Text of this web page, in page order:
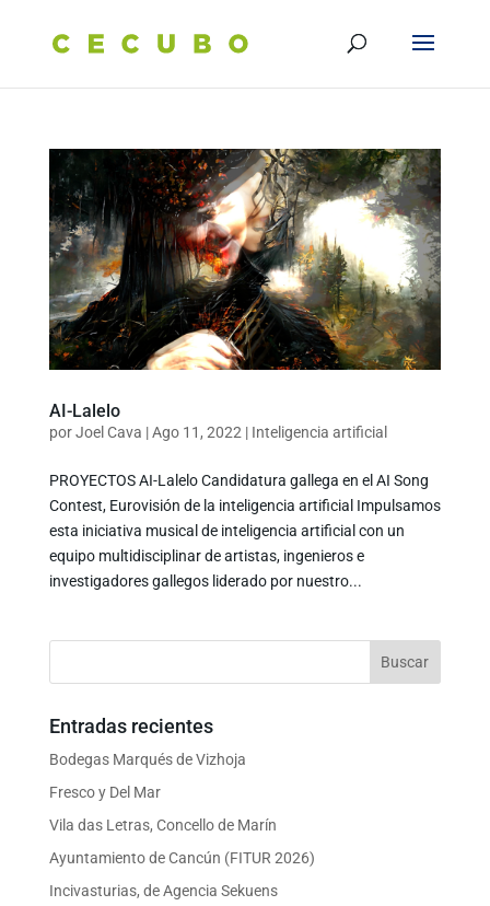
AI-Lalelo
porJoel Cava |Ago 11, 2022 | Inteligencia artificial
PROYECTOS AI-Lalelo Candidatura gallega en el AI Song
Contest, Eurovisión de la inteligencia artificial Impulsamos
esta iniciativa musical de inteligencia artificial con un
equipo multidisciplinar de artistas, ingenieros e
investigadores gallegos liderado por nuestro...
Entradas recientes
Bodegas Marqués de Vizhoja
Fresco y Del Mar
Vila das Letras, Concello de Marín
Ayuntamiento de Cancún (FITUR 2026)
Incivasturias, de Agencia Sekuens